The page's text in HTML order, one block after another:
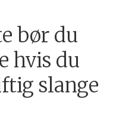
bør du
hvis du
slange